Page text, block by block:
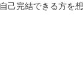
己完結できる方を